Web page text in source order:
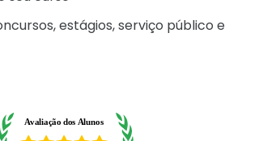
estágios, serviço público e